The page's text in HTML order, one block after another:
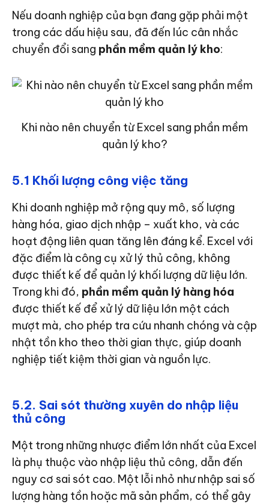
Nếu doanh nghiệp của bạn đang gặp phải một
trong các dấu hiệu sau, đã đến lúc cân nhắc
chuyển đổi sang phần mềm quản lý kho:
Khi nào nên chuyển từ Excel sang phần mềm
quản lý kho?
5.1 Khối lượng công việc tăng
Khi doanh nghiệp mở rộng quy mô, số lượng
hàng hóa, giao dịch nhập – xuất kho, và các
hoạt động liên quan tăng lên đáng kể. Excel với
đặc điểm là công cụ xử lý thủ công, không
được thiết kế để quản lý khối lượng dữ liệu lớn.
Trong khi đó, phần mềm quản lý hàng hóa
được thiết kế để xử lý dữ liệu lớn một cách
mượt mà, cho phép tra cứu nhanh chóng và cập
nhật tồn kho theo thời gian thực, giúp doanh
nghiệp tiết kiệm thời gian và nguồn lực.
5.2. Sai sót thường xuyên do nhập liệu
thủ công
Một trong những nhược điểm lớn nhất của Excel
là phụ thuộc vào nhập liệu thủ công, dẫn đến
nguy cơ sai sót cao. Một lỗi nhỏ như nhập sai số
lượng hàng tồn hoặc mã sản phẩm, có thể gây